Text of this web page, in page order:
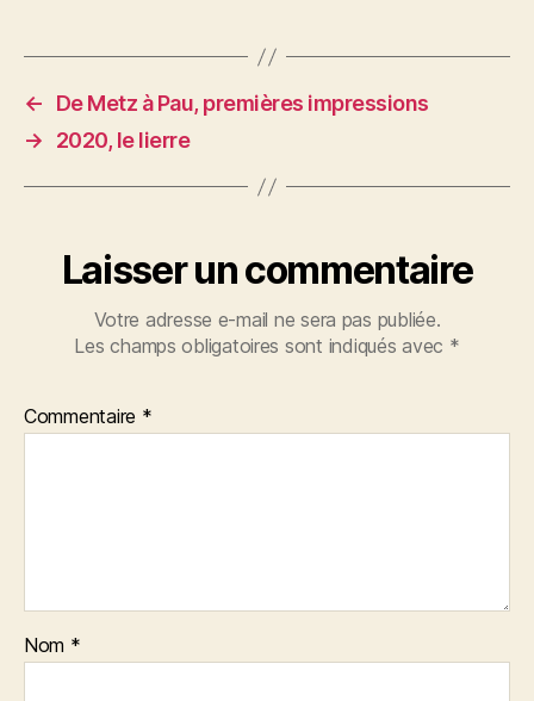
←
De Metz à Pau, premières impressions
→
2020, le lierre
Laisser un commentaire
Votre adresse e-mail ne sera pas publiée.
Les champs obligatoires sont indiqués avec *
Commentaire *
Nom *